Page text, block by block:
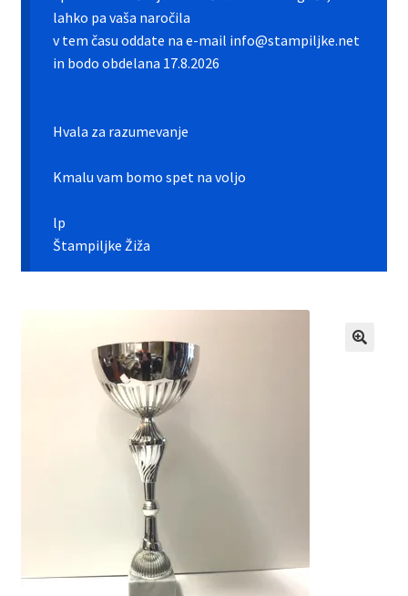
Galerija športnih vstavkov
Moj profil
Pokali.net Kontakt
Zaključek nakupa
lahko pa vaša naročila
v tem času oddate na e-mail info@stampiljke.net
in bodo obdelana 17.8.2026
Hvala za razumevanje
Kmalu vam bomo spet na voljo
lp
Štampiljke Žiža